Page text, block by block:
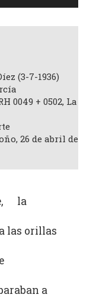
(3-7-1936)
0049 + 0502, La
26 de abril de
la
las orillas
a